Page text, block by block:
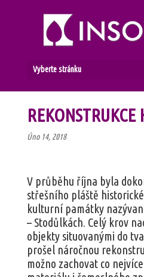
Vyberte stránku
Úno 14, 2018
V průběhu října byla
střešního pláště
kulturní památky
– Stodůlkách. Celý krov
objekty situovanými do
prošel náročnou
možno zachovat co